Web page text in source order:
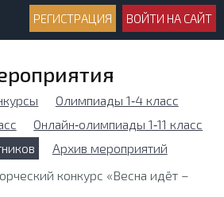
РЕГИСТРАЦИЯ ВОЙТИ НА САЙТ
Олимпиады 1‑4 класс
Онлайн‑олимпиады 1‑11 класс
Архив мероприятий